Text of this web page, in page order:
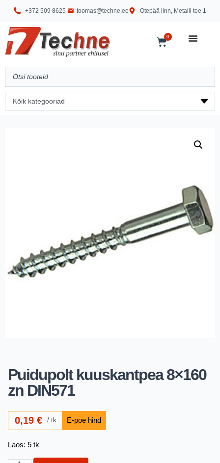
+372 509 8625 toomas@techne.ee Otepää linn, Metalli tee 1
0
Puidupolt kuuskantpea 8×160
zn DIN571
0,19€ tk
Laos: 5 tk